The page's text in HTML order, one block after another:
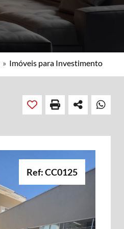
» Imóveis para Investimento
Ref: CC0125